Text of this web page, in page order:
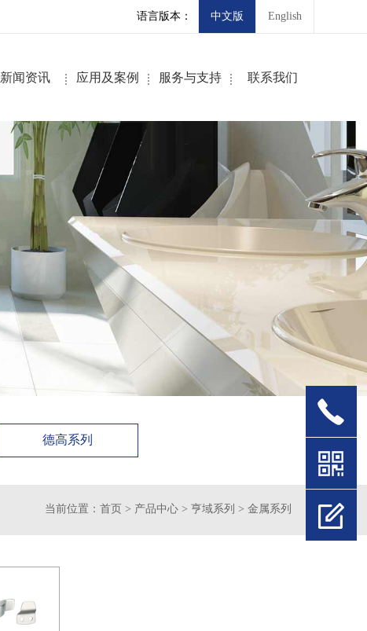
语言版本： 中文版 English
新闻资讯 应用及案例 服务与支持 联系我们
德高系列
当前位置： 首页 > 产品中心> 亨域系列 > 金属系列